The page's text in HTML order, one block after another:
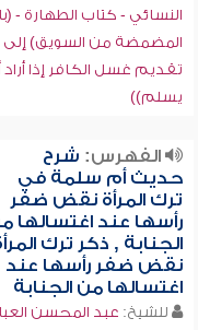
النسائي - كتاب الطهارة -
المضمضة من السويق) إلى
تقديم غسل الكافر إذا أراد
يسلم))
الفهرس: شرح
حديث أم سلمة في
ترك المرأة نقض ضفر
رأسها عند اغتسالها
الجنابة , ذكر ترك
نقض ضفر رأسها عند
اغتسالها من الجنابة
للشيخ: عبد المحسن